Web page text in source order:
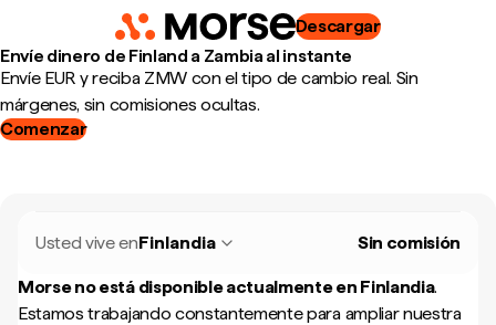
Descargar
Envíe dinero de Finland a Zambia al instante
Envíe EUR y reciba ZMW con el tipo de cambio real. Sin
márgenes, sin comisiones ocultas.
Comenzar
Usted vive enFinlandia Sin comisión
Morse no está disponible actualmente en Finlandia.
Estamos trabajando constantemente para ampliar nuestra